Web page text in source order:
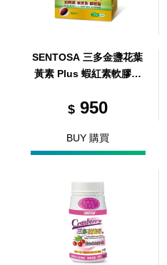
SENTOSA 三多金盞花葉
黃素 Plus 蝦紅素軟膠囊
$950
BUY 購買